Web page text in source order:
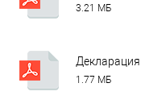
3.21 МБ
1.77 МБ